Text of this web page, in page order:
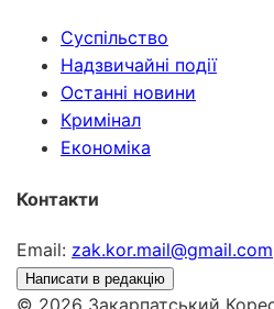
Суспільство
Надзвичайні події
Останні новини
Кримінал
Економіка
Контакти
Email: zak.kor.mail@gmail.com
Написати в редакцію
© 2026 Закарпатський